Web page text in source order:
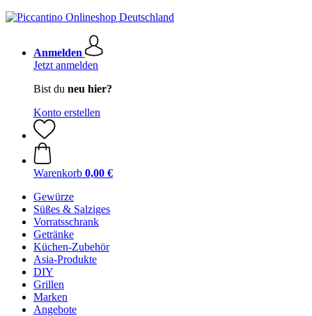
Anmelden
Jetzt anmelden
Bist du neu hier?
Konto erstellen
Warenkorb 0,00 €
Gewürze
Süßes & Salziges
Vorratsschrank
Getränke
Küchen-Zubehör
Asia-Produkte
DIY
Grillen
Marken
Angebote